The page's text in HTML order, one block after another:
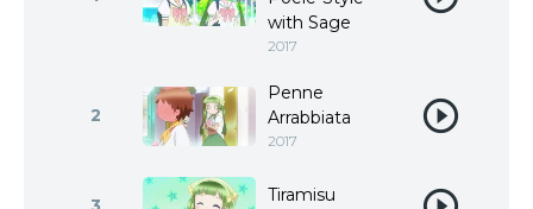
with Sage
2017
2
Penne
Arrabbiata
2017
Tiramisu